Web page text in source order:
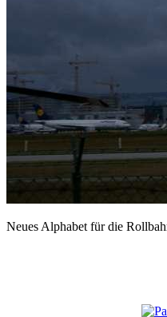
Neues Alphabet für die